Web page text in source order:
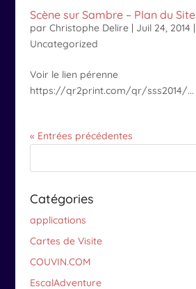
Scène sur Sambre – Plan du Site
par Christophe Delire| Juil 24, 2014|
Uncategorized
Voir le lien pérenne
https://qr2print.com/qr/sss2014/...
« Entrées précédentes
Catégories
applications
Cartes de Visite
COUVIN.COM
EscalAdventure